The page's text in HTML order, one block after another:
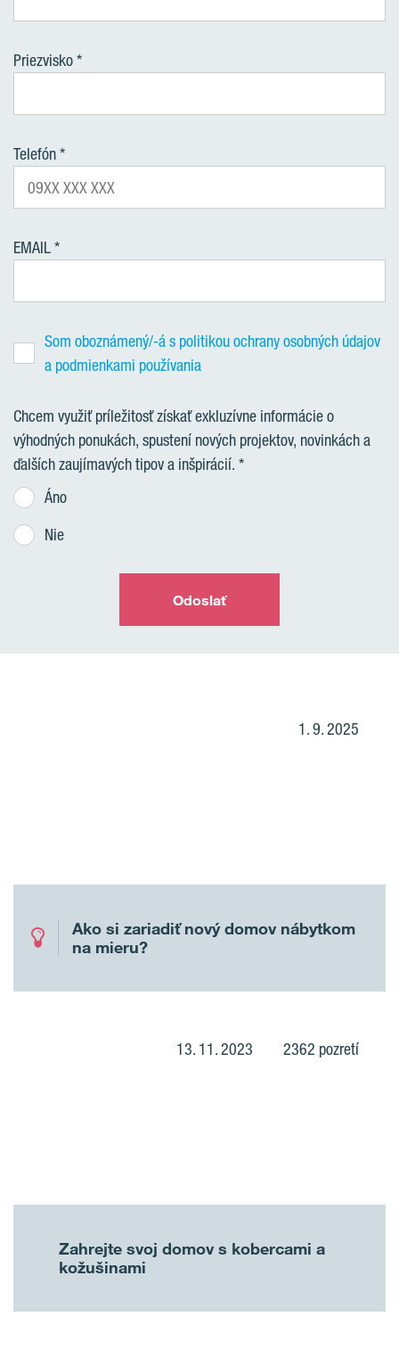
Priezvisko
Telefón
EMAIL
Som oboznámený/-á s politikou ochrany osobných údajov
a podmienkami používania
Chcem využiť príležitosť získať exkluzívne informácie o
výhodných ponukách, spustení nových projektov, novinkách a
ďalších zaujímavých tipov a inšpirácií.
Áno
Nie
Odoslať
1. 9. 2025
Ako si zariadiť nový domov nábytkom
na mieru?
13. 11. 2023 2362 pozretí
Zahrejte svoj domov s kobercami a
kožušinami